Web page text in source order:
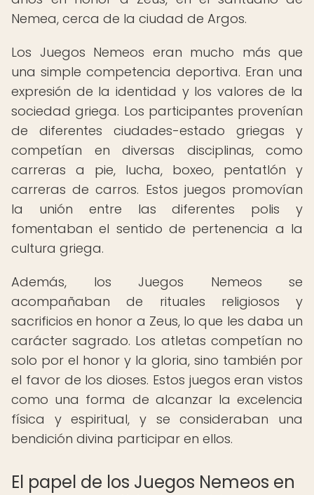
Nemea, cerca de la ciudad de Argos.
Los Juegos Nemeos eran mucho más que
una simple competencia deportiva. Eran una
expresión de la identidad y los valores de la
sociedad griega. Los participantes provenían
de diferentes ciudades-estado griegas y
competían en diversas disciplinas, como
carreras a pie, lucha, boxeo, pentatlón y
carreras de carros. Estos juegos promovían
la unión entre las diferentes polis y
fomentaban el sentido de pertenencia a la
cultura griega.
Además, los Juegos Nemeos se
acompañaban de rituales religiosos y
sacrificios en honor a Zeus, lo que les daba un
carácter sagrado. Los atletas competían no
solo por el honor y la gloria, sino también por
el favor de los dioses. Estos juegos eran vistos
como una forma de alcanzar la excelencia
física y espiritual, y se consideraban una
bendición divina participar en ellos.
El papel de los Juegos Nemeos en